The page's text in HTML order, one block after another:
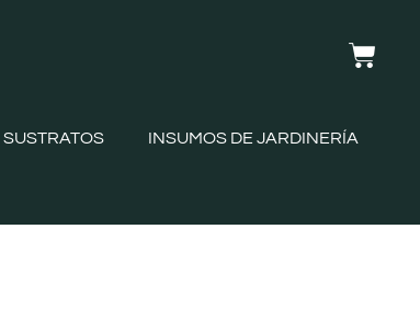
SUSTRATOS INSUMOS DE JARDINERÍA